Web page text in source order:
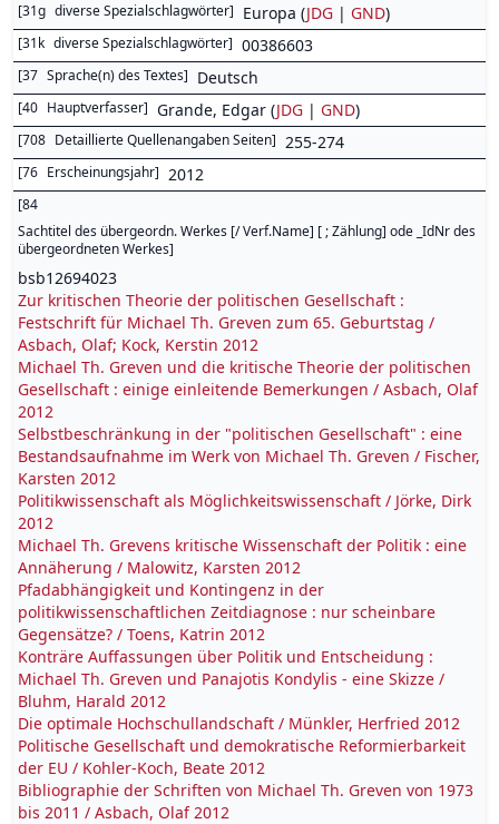
[31g diverse Spezialschlagwörter] Europa (JDG | GND)
[31k diverse Spezialschlagwörter] 00386603
[37 Sprache(n) des Textes] Deutsch
[40 Hauptverfasser] Grande, Edgar (JDG | GND)
[708 Detaillierte Quellenangaben Seiten] 255-274
[76 Erscheinungsjahr] 2012
[84
Sachtitel des übergeordn. Werkes [/ Verf.Name] [ ; Zählung] ode _IdNr des
übergeordneten Werkes]
bsb12694023
Zur kritischen Theorie der politischen Gesellschaft :
Festschrift für Michael Th. Greven zum 65. Geburtstag /
Asbach, Olaf; Kock, Kerstin 2012
Michael Th. Greven und die kritische Theorie der politischen
Gesellschaft : einige einleitende Bemerkungen / Asbach, Olaf
2012
Selbstbeschränkung in der "politischen Gesellschaft" : eine
Bestandsaufnahme im Werk von Michael Th. Greven / Fischer,
Karsten 2012
Politikwissenschaft als Möglichkeitswissenschaft / Jörke, Dirk
2012
Michael Th. Grevens kritische Wissenschaft der Politik : eine
Annäherung / Malowitz, Karsten 2012
Pfadabhängigkeit und Kontingenz in der
politikwissenschaftlichen Zeitdiagnose : nur scheinbare
Gegensätze? / Toens, Katrin 2012
Konträre Auffassungen über Politik und Entscheidung :
Michael Th. Greven und Panajotis Kondylis - eine Skizze /
Bluhm, Harald 2012
Die optimale Hochschullandschaft / Münkler, Herfried 2012
Politische Gesellschaft und demokratische Reformierbarkeit
der EU / Kohler-Koch, Beate 2012
Bibliographie der Schriften von Michael Th. Greven von 1973
bis 2011 / Asbach, Olaf 2012